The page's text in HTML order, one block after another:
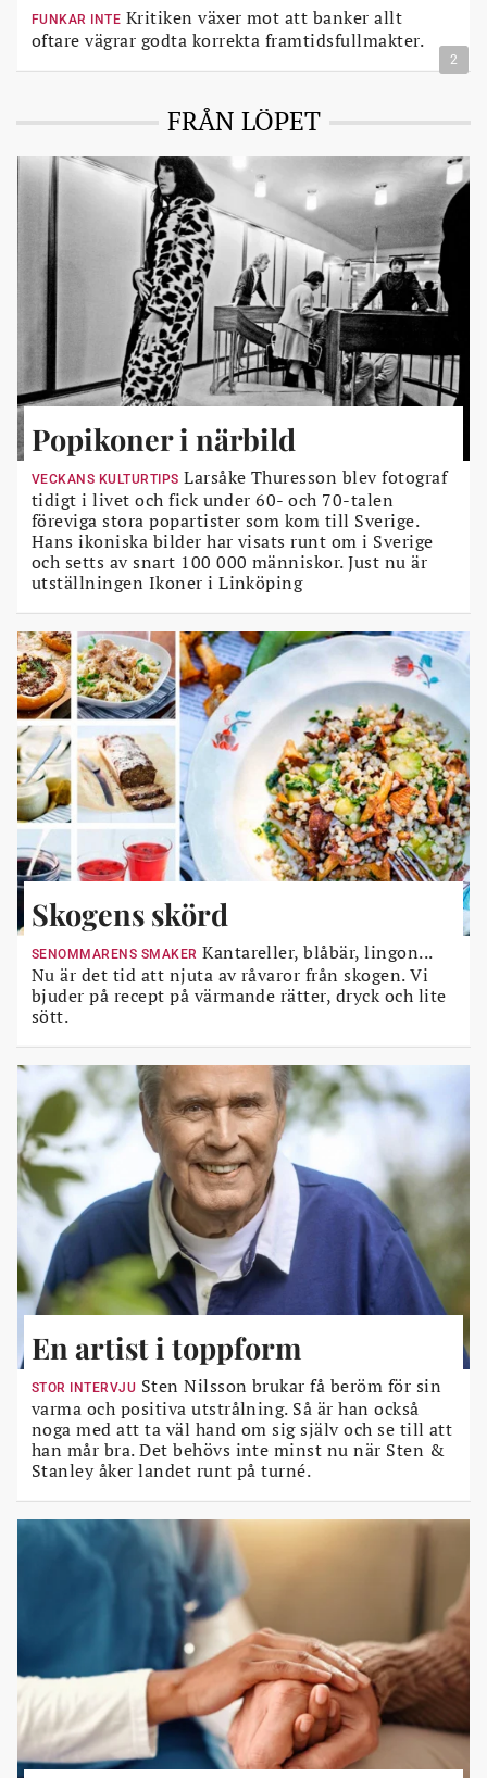
FUNKAR INTE Kritiken växer mot att banker allt
oftare vägrar godta korrekta framtidsfullmakter.
2
FRÅN LÖPET
Popikoner i närbild
VECKANS KULTURTIPS Larsåke Thuresson blev fotograf
tidigt i livet och fick under 60- och 70-talen
föreviga stora popartister som kom till Sverige.
Hans ikoniska bilder har visats runt om i Sverige
och setts av snart 100 000 människor. Just nu är
utställningen Ikoner i Linköping
Skogens skörd
SENOMMARENS SMAKER Kantareller, blåbär, lingon...
Nu är det tid att njuta av råvaror från skogen. Vi
bjuder på recept på värmande rätter, dryck och lite
sött.
En artist i toppform
STOR INTERVJU Sten Nilsson brukar få beröm för sin
varma och positiva utstrålning. Så är han också
noga med att ta väl hand om sig själv och se till att
han mår bra. Det behövs inte minst nu när Sten &
Stanley åker landet runt på turné.